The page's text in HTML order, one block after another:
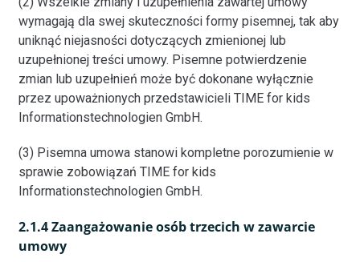
wymagają dla swej skuteczności formy pisemnej, tak aby
uniknąć niejasności dotyczących zmienionej lub
uzupełnionej treści umowy. Pisemne potwierdzenie
zmian lub uzupełnień może być dokonane wyłącznie
przez upoważnionych przedstawicieli TIME for kids
Informationstechnologien GmbH.
(3) Pisemna umowa stanowi kompletne porozumienie w
sprawie zobowiązań TIME for kids
Informationstechnologien GmbH.
2.1.4 Zaangażowanie osób trzecich w zawarcie
umowy